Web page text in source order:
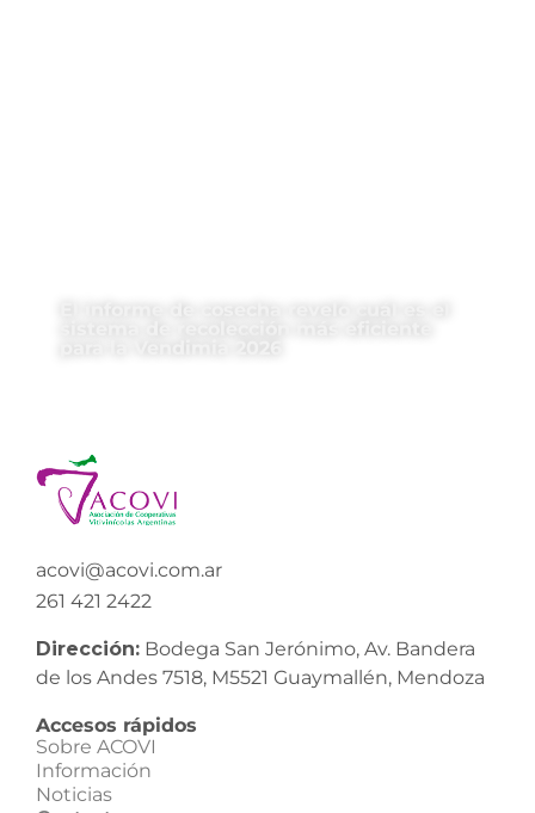
acovi@acovi.com.ar
261 421 2422
Dirección: Bodega San Jerónimo, Av. Bandera
de los Andes 7518, M5521 Guaymallén, Mendoza
Accesos rápidos
Sobre ACOVI
Información
Noticias